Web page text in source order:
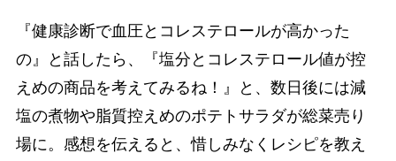
『健康診断で血圧とコレステロールが高かった
の』と話したら、『塩分とコレステロール値が控
えめの商品を考えてみるね！』と、数日後には減
塩の煮物や脂質控えめのポテトサラダが総菜売り
場に。感想を伝えると、惜しみなくレシピを教え